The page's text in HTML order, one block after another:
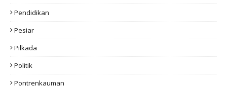
Pendidikan
Pesiar
Pilkada
Politik
Pontrenkauman